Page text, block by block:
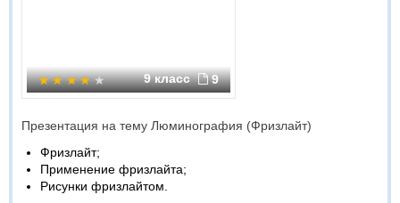
9 класс 9
Презентация на тему Люминография (Фризлайт)
Фризлайт;
Применение фризлайта;
Рисунки фризлайтом.